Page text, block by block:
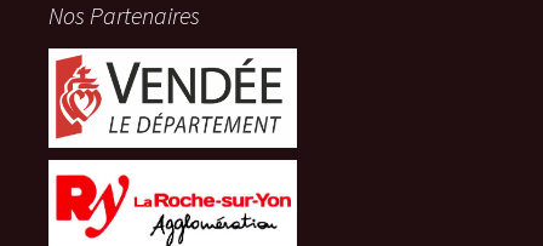
Nos Partenaires